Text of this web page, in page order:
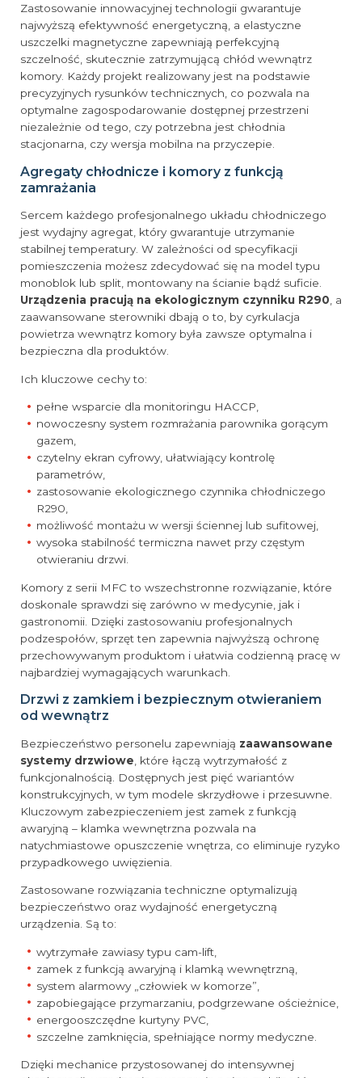
Zastosowanie innowacyjnej technologii gwarantuje
najwyższą efektywność energetyczną, a elastyczne
uszczelki magnetyczne zapewniają perfekcyjną
szczelność, skutecznie zatrzymującą chłód wewnątrz
komory. Każdy projekt realizowany jest na podstawie
precyzyjnych rysunków technicznych, co pozwala na
optymalne zagospodarowanie dostępnej przestrzeni
niezależnie od tego, czy potrzebna jest chłodnia
stacjonarna, czy wersja mobilna na przyczepie.
Agregaty chłodnicze i komory z funkcją
zamrażania
Sercem każdego profesjonalnego układu chłodniczego
jest wydajny agregat, który gwarantuje utrzymanie
stabilnej temperatury. W zależności od specyfikacji
pomieszczenia możesz zdecydować się na model typu
monoblok lub split, montowany na ścianie bądź suficie.
Urządzenia pracują na ekologicznym czynniku R290, a
zaawansowane sterowniki dbają o to, by cyrkulacja
powietrza wewnątrz komory była zawsze optymalna i
bezpieczna dla produktów.
Ich kluczowe cechy to:
pełne wsparcie dla monitoringu HACCP,
nowoczesny system rozmrażania parownika gorącym
gazem,
czytelny ekran cyfrowy, ułatwiający kontrolę
parametrów,
zastosowanie ekologicznego czynnika chłodniczego
R290,
możliwość montażu w wersji ściennej lub sufitowej,
wysoka stabilność termiczna nawet przy częstym
otwieraniu drzwi.
Komory z serii MFC to wszechstronne rozwiązanie, które
doskonale sprawdzi się zarówno w medycynie, jak i
gastronomii. Dzięki zastosowaniu profesjonalnych
podzespołów, sprzęt ten zapewnia najwyższą ochronę
przechowywanym produktom i ułatwia codzienną pracę w
najbardziej wymagających warunkach.
Drzwi z zamkiem i bezpiecznym otwieraniem
od wewnątrz
Bezpieczeństwo personelu zapewniają zaawansowane
systemy drzwiowe , które łączą wytrzymałość z
funkcjonalnością. Dostępnych jest pięć wariantów
konstrukcyjnych, w tym modele skrzydłowe i przesuwne.
Kluczowym zabezpieczeniem jest zamek z funkcją
awaryjną – klamka wewnętrzna pozwala na
natychmiastowe opuszczenie wnętrza, co eliminuje ryzyko
przypadkowego uwięzienia.
Zastosowane rozwiązania techniczne optymalizują
bezpieczeństwo oraz wydajność energetyczną
urządzenia. Są to:
wytrzymałe zawiasy typu cam-lift,
zamek z funkcją awaryjną i klamką wewnętrzną,
system alarmowy „człowiek w komorze”,
zapobiegające przymarzaniu, podgrzewane ościeżnice,
energooszczędne kurtyny PVC,
szczelne zamknięcia, spełniające normy medyczne.
Dzięki mechanice przystosowanej do intensywnej